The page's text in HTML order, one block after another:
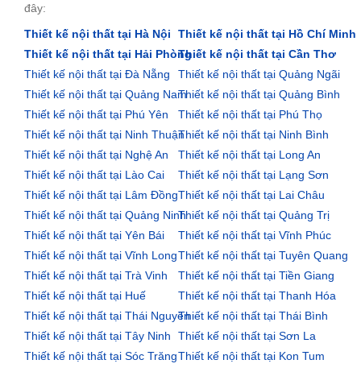
đây:
Thiết kế nội thất tại Hà Nội
Thiết kế nội thất tại Hồ Chí Minh
Thiết kế nội thất tại Hải PhòngThiết kế nội thất tại Cần Thơ
Thiết kế nội thất tại Đà Nẵng
Thiết kế nội thất tại Quảng Ngãi
Thiết kế nội thất tại Quảng NamThiết kế nội thất tại Quảng Bình
Thiết kế nội thất tại Phú Yên
Thiết kế nội thất tại Phú Thọ
Thiết kế nội thất tại Ninh ThuậnThiết kế nội thất tại Ninh Bình
Thiết kế nội thất tại Nghệ An
Thiết kế nội thất tại Long An
Thiết kế nội thất tại Lào Cai
Thiết kế nội thất tại Lạng Sơn
Thiết kế nội thất tại Lâm ĐồngThiết kế nội thất tại Lai Châu
Thiết kế nội thất tại Quảng NinhThiết kế nội thất tại Quảng Trị
Thiết kế nội thất tại Yên Bái
Thiết kế nội thất tại Vĩnh Phúc
Thiết kế nội thất tại Vĩnh LongThiết kế nội thất tại Tuyên Quang
Thiết kế nội thất tại Trà Vinh
Thiết kế nội thất tại Tiền Giang
Thiết kế nội thất tại Huế
Thiết kế nội thất tại Thanh Hóa
Thiết kế nội thất tại Thái NguyênThiết kế nội thất tại Thái Bình
Thiết kế nội thất tại Tây Ninh
Thiết kế nội thất tại Sơn La
Thiết kế nội thất tại Sóc TrăngThiết kế nội thất tại Kon Tum